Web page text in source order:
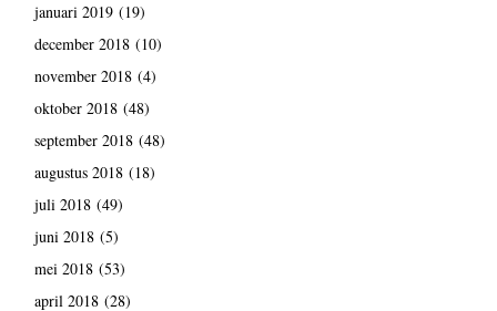
januari 2019(19)
december 2018(10)
november 2018(4)
oktober 2018(48)
september 2018(48)
augustus 2018(18)
juli 2018(49)
juni 2018(5)
mei 2018(53)
april 2018(28)